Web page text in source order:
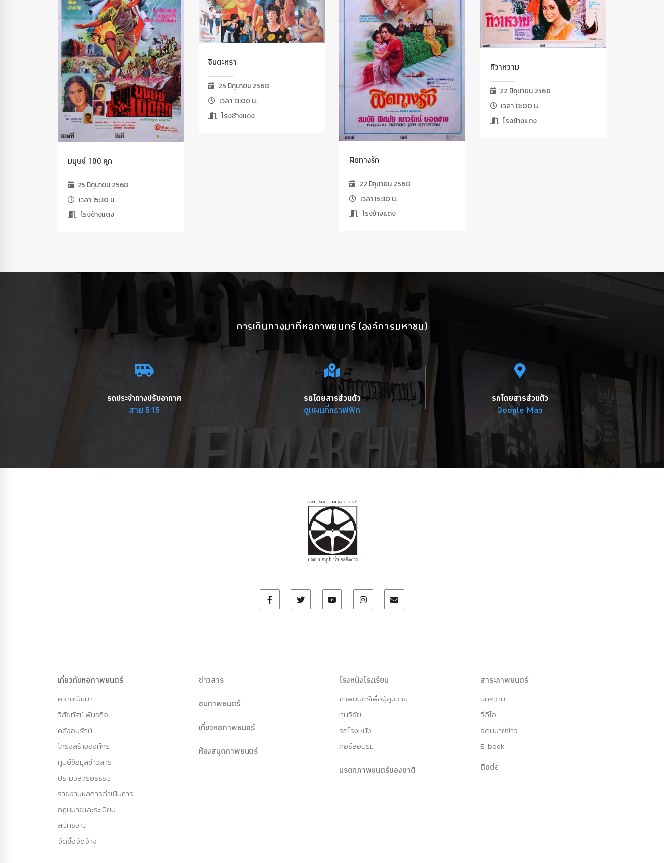
มนุษย์ 100 คุก
25 มิถุนายน 2568
เวลา 15:30 น.
โรงช้างแดง
จินตะหรา
25 มิถุนายน 2568
เวลา 13:00 น.
โรงช้างแดง
ผิดทางรัก
22 มิถุนายน 2568
เวลา 15:30 น.
โรงช้างแดง
ทิวาหวาม
22 มิถุนายน 2568
เวลา 13:00 น.
โรงช้างแดง
การเดินทางมาที่หอภาพยนตร์ (องค์การมหาชน)
รถประจำทางปรับอากาศ
สาย 515
รถโดยสารส่วนตัว
ดูแผนที่กราฟฟิก
รถโดยสารส่วนตัว
Google Map
เกี่ยวกับหอภาพยนตร์
ความเป็นมา
วิสัยทัศน์ พันธกิจ
คลังอนุรักษ์
โครงสร้างองค์กร
ศูนย์ข้อมูลข่าวสาร
ประมวลจริยธรรม
รายงานผลการดำเนินการ
กฏหมายและระเบียบ
สมัครงาน
จัดซื้อจัดจ้าง
ข่าวสาร
ชมภาพยนตร์
เที่ยวหอภาพยนตร์
ห้องสมุดภาพยนตร์
โรงหนังโรงเรียน
ภาพยนตร์เพื่อผู้สูงอายุ
ทุนวิจัย
รถโรงหนัง
คอร์สอบรม
มรดกภาพยนตร์ของชาติ
สาระภาพยนตร์
บทความ
วีดีโอ
จดหมายข่าว
E-book
ติดต่อ